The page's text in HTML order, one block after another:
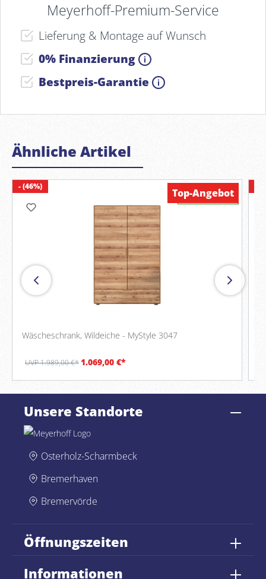
Meyerhoff-Premium-Service
Lieferung & Montage auf Wunsch
0% Finanzierung
Bestpreis-Garantie
Ähnliche Artikel
- (46%)
Wäscheschrank, Wildeiche - MyStyle 3047
UVP 1.989,00 €*1.069,00 €*
Verfügbar
Top-Angebot
Unsere Standorte
Osterholz-Scharmbeck
Bremerhaven
Bremervörde
Öffnungszeiten
Informationen